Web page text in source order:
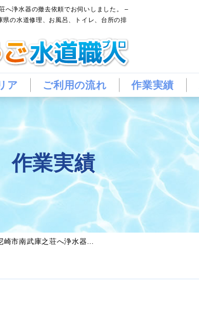
へ浄水器の撤去依頼でお伺いしました。 –
県の水道修理、お風呂、トイレ、台所の排
ア ご利用の流れ 作業実績
作業実績
崎市南武庫之荘へ浄水器…